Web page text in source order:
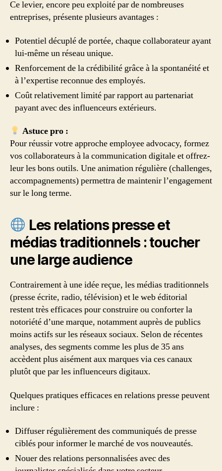
Ce levier, encore peu exploité par de nombreuses
entreprises, présente plusieurs avantages :
Potentiel décuplé de portée, chaque collaborateur ayant
lui-même un réseau unique.
Renforcement de la crédibilité grâce à la spontanéité et
à l’expertise reconnue des employés.
Coût relativement limité par rapport au partenariat
payant avec des influenceurs extérieurs.
Astuce pro :
Pour réussir votre approche employee advocacy, formez
vos collaborateurs à la communication digitale et offrez-
leur les bons outils. Une animation régulière (challenges,
accompagnements) permettra de maintenir l’engagement
sur le long terme.
Les relations presse et
médias traditionnels : toucher
une large audience
Contrairement à une idée reçue, les médias traditionnels
(presse écrite, radio, télévision) et le web éditorial
restent très efficaces pour construire ou conforter la
notoriété d’une marque, notamment auprès de publics
moins actifs sur les réseaux sociaux. Selon de récentes
analyses, des segments comme les plus de 35 ans
accèdent plus aisément aux marques via ces canaux
plutôt que par les influenceurs digitaux.
Quelques pratiques efficaces en relations presse peuvent
inclure :
Diffuser régulièrement des communiqués de presse
ciblés pour informer le marché de vos nouveautés.
Nouer des relations personnalisées avec des